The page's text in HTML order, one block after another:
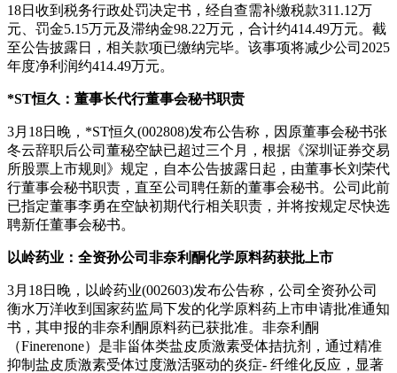
18日收到税务行政处罚决定书，经自查需补缴税款311.12万
元、罚金5.15万元及滞纳金98.22万元，合计约414.49万元。截
至公告披露日，相关款项已缴纳完毕。该事项将减少公司2025
年度净利润约414.49万元。
*ST恒久：董事长代行董事会秘书职责
3月18日晚，*ST恒久(002808)发布公告称，因原董事会秘书张
冬云辞职后公司董秘空缺已超过三个月，根据《深圳证券交易
所股票上市规则》规定，自本公告披露日起，由董事长刘荣代
行董事会秘书职责，直至公司聘任新的董事会秘书。公司此前
已指定董事李勇在空缺初期代行相关职责，并将按规定尽快选
聘新任董事会秘书。
以岭药业：全资孙公司非奈利酮化学原料药获批上市
3月18日晚，以岭药业(002603)发布公告称，公司全资孙公司
衡水万洋收到国家药监局下发的化学原料药上市申请批准通知
书，其申报的非奈利酮原料药已获批准。非奈利酮
（Finerenone）是非甾体类盐皮质激素受体拮抗剂，通过精准
抑制盐皮质激素受体过度激活驱动的炎症- 纤维化反应，显著